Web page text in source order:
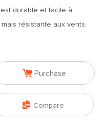
durable et facile à
résistante aux vents
 Purchase
 Compare